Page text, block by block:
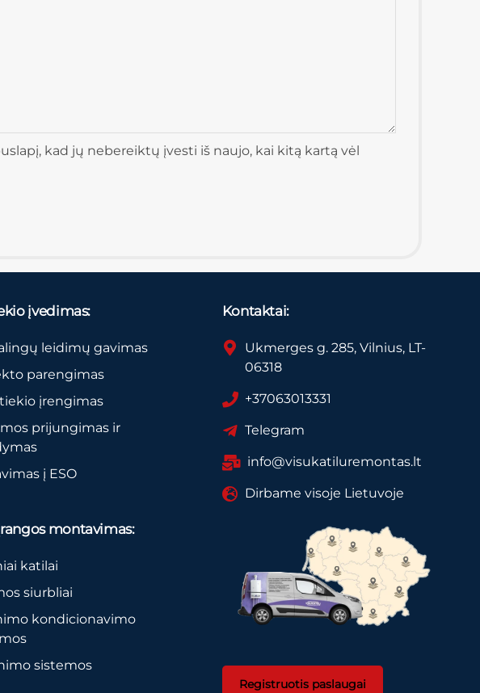
kad jų nebereiktų įvesti iš naujo, kai kitą kartą vėl
įvedimas:
leidimų gavimas
parengimas
įrengimas
prijungimas ir
į ESO
montavimas:
katilai
siurbliai
kondicionavimo
sistemos
Kontaktai:
Ukmerges g. 285, Vilnius, LT-
06318
+37063013331
Telegram
info@visukatiluremontas.lt
Dirbame visoje Lietuvoje
Registruotis paslaugai